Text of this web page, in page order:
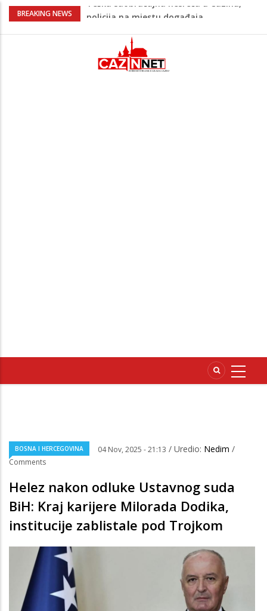
BREAKING NEWS
Ovo je 24-godišnji mladić koji je izgubio
Na Ahiret preselio LJUBIJANKIĆ (Hasan)
Na Ahiret preselio HALILOVIĆ (Smajil)
BOSNA I HERCEGOVINA 04 Nov, 2025 - 21:13 / Uredio: Nedim /
Comments
Helez nakon odluke Ustavnog suda
BiH: Kraj karijere Milorada Dodika,
institucije zablistale pod Trojkom